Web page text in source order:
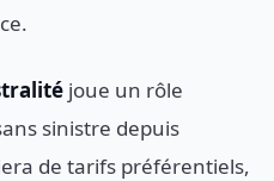
joue un rôle
sinistre depuis
de tarifs préférentiels,